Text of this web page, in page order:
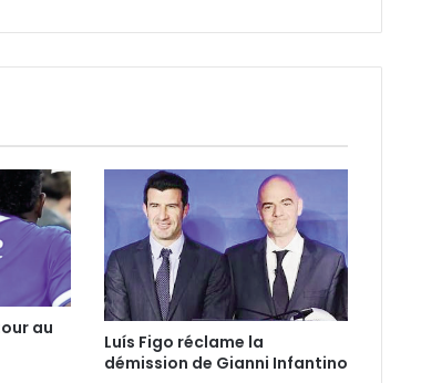
au
Luís Figo réclame la
démission de Gianni Infantino